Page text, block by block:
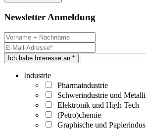
Newsletter Anmeldung
Ich habe Interesse an *
Industrie
Pharmaindustrie
Schwerindustrie und
Elektronik und High Tech
(Petro)chemie
Graphische und